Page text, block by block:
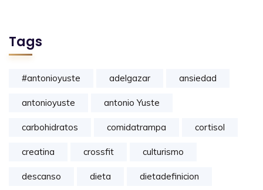
Tags
#antonioyuste adelgazar ansiedad
antonioyuste antonio Yuste
carbohidratos comidatrampa cortisol
creatina crossfit culturismo
descanso dieta dietadefinicion